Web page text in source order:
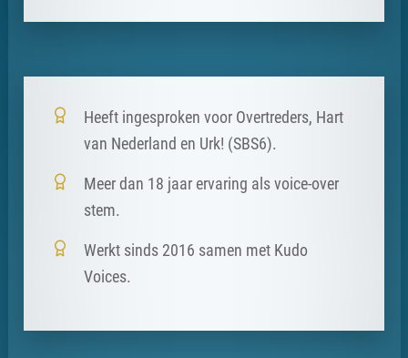
Heeft ingesproken voor Overtreders, Hart
van Nederland en Urk! (SBS6).
Meer dan 18 jaar ervaring als voice-over
stem.
Werkt sinds 2016 samen met Kudo
Voices.